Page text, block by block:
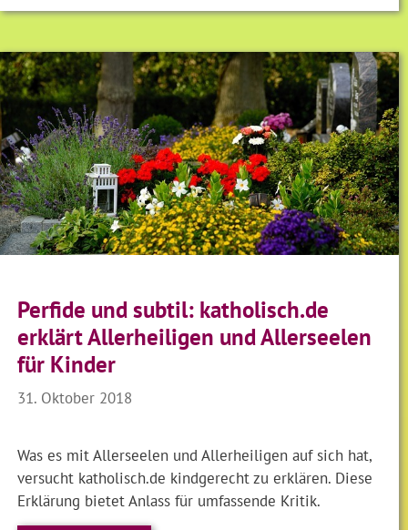
Perfide und subtil: katholisch.de
erklärt Allerheiligen und Allerseelen
für Kinder
31. Oktober 2018
Was es mit Allerseelen und Allerheiligen auf sich hat,
versucht katholisch.de kindgerecht zu erklären. Diese
Erklärung bietet Anlass für umfassende Kritik.